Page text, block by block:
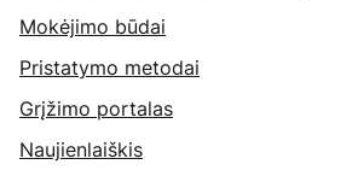
Mokėjimo būdai
Pristatymo metodai
Grįžimo portalas
Naujienlaiškis